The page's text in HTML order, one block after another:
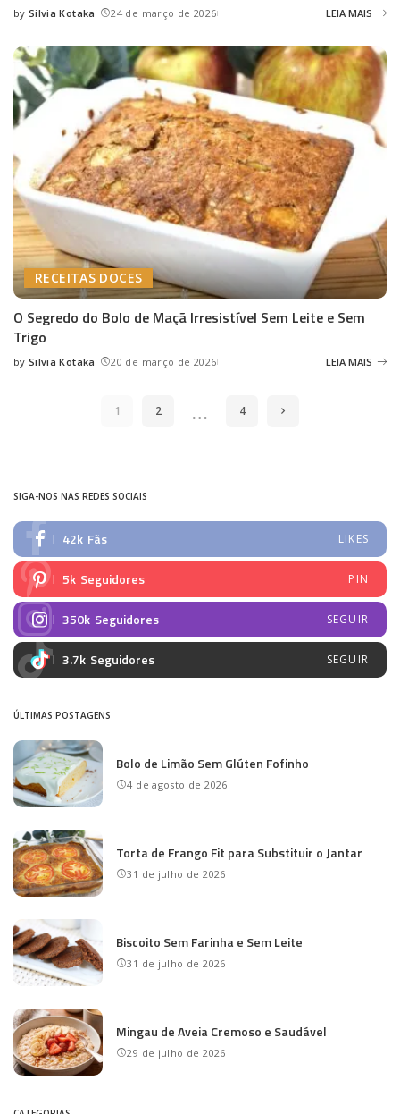
Posted
by Silvia Kotaka 24 de março de 2026 LEIA MAIS
RECEITAS DOCES
O Segredo do Bolo de Maçã Irresistível Sem Leite e Sem
Trigo
Posted
by Silvia Kotaka 20 de março de 2026 LEIA MAIS
1 2 … 4
SIGA-NOS NAS REDES SOCIAIS
42k Fãs LIKES
5k Seguidores PIN
350k Seguidores SEGUIR
3.7k Seguidores SEGUIR
ÚLTIMAS POSTAGENS
Bolo de Limão Sem Glúten Fofinho
4 de agosto de 2026
Torta de Frango Fit para Substituir o Jantar
31 de julho de 2026
Biscoito Sem Farinha e Sem Leite
31 de julho de 2026
Mingau de Aveia Cremoso e Saudável
29 de julho de 2026